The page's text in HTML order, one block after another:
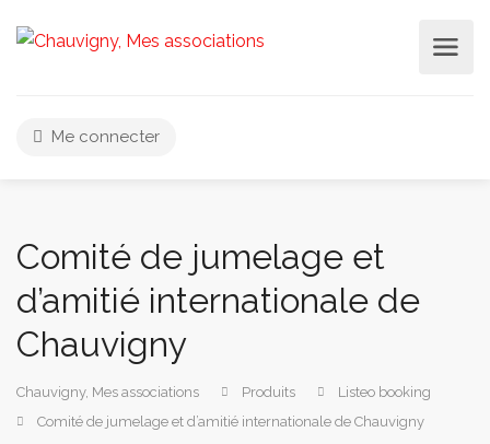
Me connecter
Comité de jumelage et
d’amitié internationale de
Chauvigny
Chauvigny, Mes associations Produits
Listeo booking
Comité de jumelage et d’amitié internationale de Chauvigny